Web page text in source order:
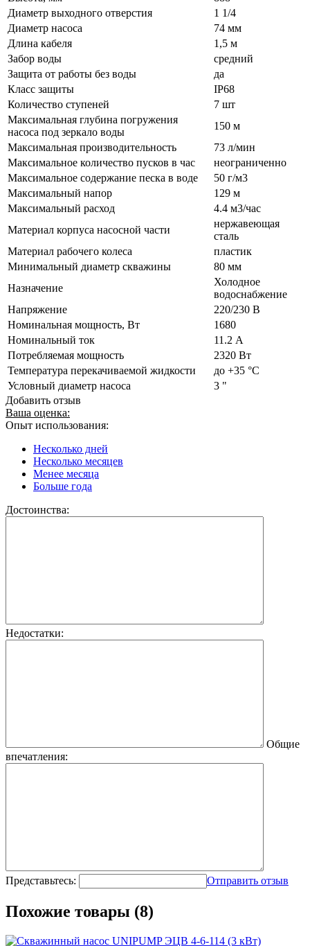
Диаметр выходного отверстия
1 1/4
Диаметр насоса
74 мм
Длина кабеля
1,5 м
Забор воды
средний
Защита от работы без воды
да
Класс защиты
IP68
Количество ступеней
7 шт
Максимальная глубина погружения
насоса под зеркало воды
150 м
Максимальная производительность
73 л/мин
Максимальное количество пусков в час
неограниченно
Максимальное содержание песка в воде
50 г/м3
Максимальный напор
129 м
Максимальный расход
4.4 м3/час
Материал корпуса насосной части
нержавеющая
сталь
Материал рабочего колеса
пластик
Минимальный диаметр скважины
80 мм
Назначение
Холодное
водоснабжение
Напряжение
220/230 В
Номинальная мощность, Вт
1680
Номинальный ток
11.2 А
Потребляемая мощность
2320 Вт
Температура перекачиваемой жидкости
до +35 °C
Условный диаметр насоса
3 "
Добавить отзыв
Ваша оценка:
Опыт использования:
Несколько дней
Несколько месяцев
Менее месяца
Больше года
Достоинства:
Недостатки:
Общие
впечатления:
Представьтесь: Отправить отзыв
Похожие товары (8)